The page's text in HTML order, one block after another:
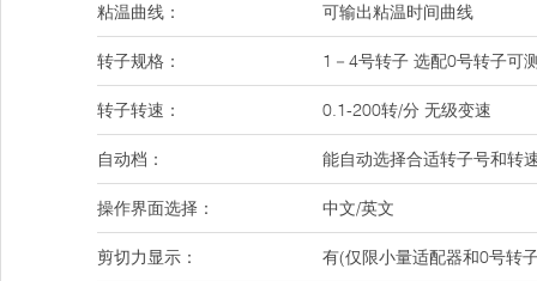
粘温曲线： 可输出粘温时间曲线
转子规格： 1－4号转子 选配0号转子可
转子转速： 0.1-200转/分 无级变速
自动档： 能自动选择合适转子号和转
操作界面选择： 中文/英文
剪切力显示： 有(仅限小量适配器和0号转